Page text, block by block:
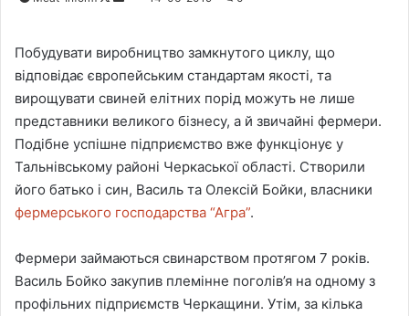
l
o
w
o
n
X
a
n
e
m
a
i
l
Побудувати виробництво замкнутого циклу, що
відповідає європейським стандартам якості, та
вирощувати свиней елітних порід можуть не лише
представники великого бізнесу, а й звичайні фермери.
Подібне успішне підприємство вже функціонує у
Тальнівському районі Черкаської області. Створили
його батько і син, Василь та Олексій Бойки, власники
фермерського господарства “Агра”.
Фермери займаються свинарством протягом 7 років.
Василь Бойко закупив племінне поголів’я на одному з
профільних підприємств Черкащини. Утім, за кілька